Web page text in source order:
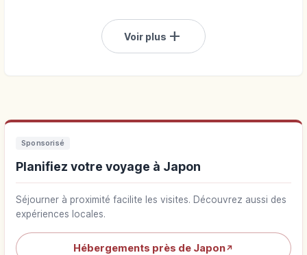
Voir plus add
Sponsorisé
Planifiez votre voyage à Japon
Séjourner à proximité facilite les visites. Découvrez aussi des
expériences locales.
Hébergements près de Japon↗